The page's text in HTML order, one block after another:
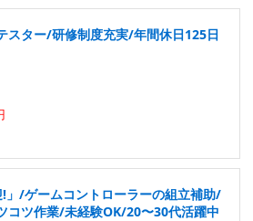
スター/研修制度充実/年間休日125日
!」/ゲームコントローラーの組立補助/
コツ作業/未経験OK/20〜30代活躍中